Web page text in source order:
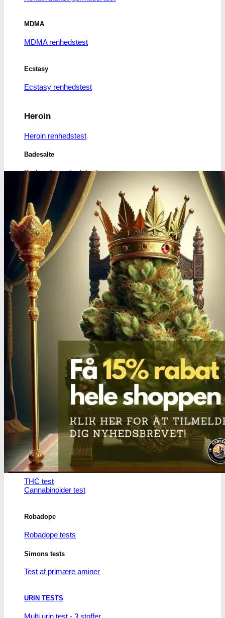
MDMA
MDMA renhedstest
Ecstasy
Ecstasy renhedstest
Heroin
Heroin renhedstest
Badesalte
Badesalte renhedstest
LSD
LSD renhedstest
Benzodiazepiner
Benzoer renhedstest
GHB/Hætter
GHB/Hætter renhedstest
Ketamin
Ketamin renhedstest
MCPP
Opiater renhedstest
THC/Cannabinoider
THC test
Cannabinoider test
Robadope
Robadope tests
Simons tests
Test af primære aminer
URIN TESTS
Multi urin test - 3 stoffer